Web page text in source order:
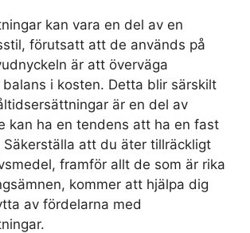
kan vara en del av en
förutsatt att de används på
är att överväga
i kosten. Detta blir särskilt
är en del av
kan ha en tendens att ha en fast
Säkerställa att du äter tillräckligt
framför allt de som är rika
kommer att hjälpa dig
av fördelarna med